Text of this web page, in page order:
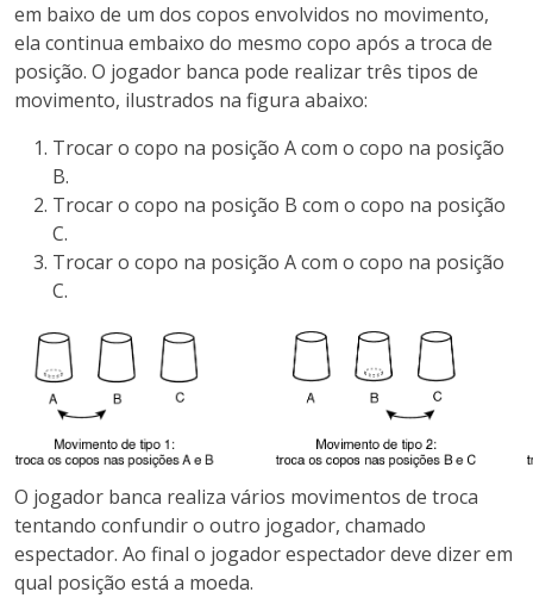
em baixo de um dos copos envolvidos no movimento,
ela continua embaixo do mesmo copo após a troca de
posição. O jogador banca pode realizar três tipos de
movimento, ilustrados na figura abaixo:
Trocar o copo na posição A com o copo na posição
B.
Trocar o copo na posição B com o copo na posição
C.
Trocar o copo na posição A com o copo na posição
C.
O jogador banca realiza vários movimentos de troca
tentando confundir o outro jogador, chamado
espectador. Ao final o jogador espectador deve dizer em
qual posição está a moeda.